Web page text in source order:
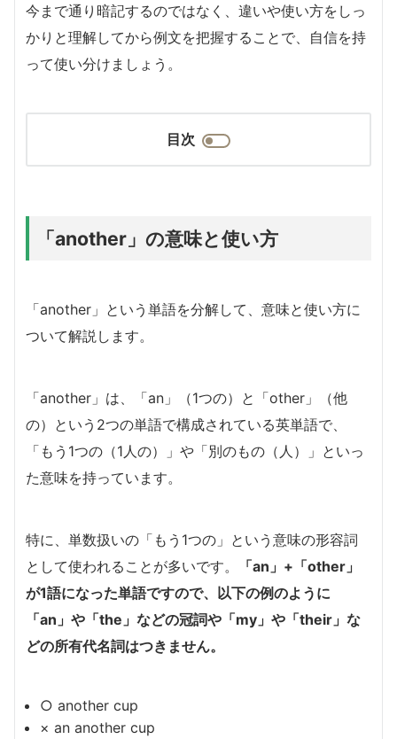
今まで通り暗記するのではなく、違いや使い方をしっ
かりと理解してから例文を把握することで、自信を持
って使い分けましょう。
目次
「another」の意味と使い方
「another」という単語を分解して、意味と使い方に
ついて解説します。
「another」は、「an」（1つの）と「other」（他
の）という2つの単語で構成されている英単語で、
「もう1つの（1人の）」や「別のもの（人）」といっ
た意味を持っています。
特に、単数扱いの「もう1つの」という意味の形容詞
として使われることが多いです。
「an」+「other」
が1語になった単語ですので、以下の例のように
「an」や「the」などの冠詞や「my」や「their」な
どの所有代名詞はつきません。
○ another cup
× an another cup